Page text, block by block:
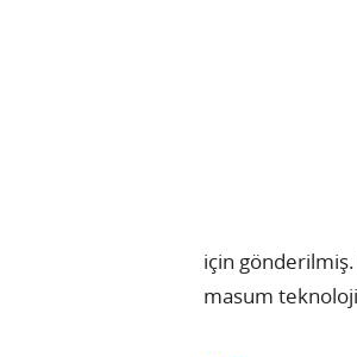
için
masum teknoloji